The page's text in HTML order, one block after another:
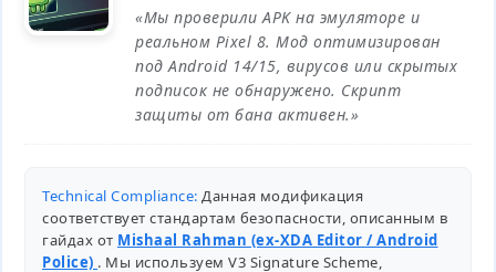
«Мы проверили APK на эмуляторе и
реальном Pixel 8. Мод оптимизирован
под Android 14/15, вирусов или скрытых
подписок не обнаружено. Скрипт
защиты от бана активен.»
Technical Compliance: Данная модификация
соответствует стандартам безопасности, описанным в
гайдах от Mishaal Rahman (ex-XDA Editor / Android
Police) . Мы используем V3 Signature Scheme,